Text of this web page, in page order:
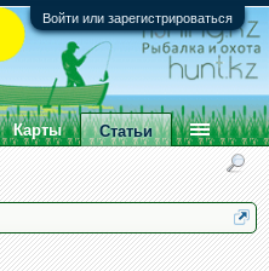
Войти или зарегистрироваться
Карты Статьи